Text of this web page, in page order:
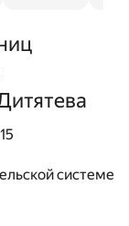
системе